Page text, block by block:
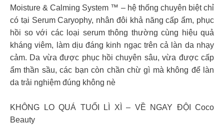
Moisture & Calming System ™ – hệ thống chuyên biệt chỉ
có tại Serum Caryophy, nhân đôi khả năng cấp ẩm, phục
hồi so với các loại serum thông thường cùng hiệu quả
kháng viêm, làm dịu đáng kinh ngạc trên cả làn da nhạy
cảm. Da vừa được phục hồi chuyên sâu, vừa được cấp
ẩm thần sầu, các bạn còn chần chừ gì mà không để làn
da trải nghiệm đúng không nè
KHÔNG LO QUÁ TUỔI LÌ XÌ – VỀ NGAY ĐỘI Coco
Beauty